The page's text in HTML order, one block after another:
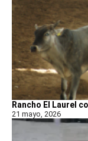
Rancho El Laurel
21 mayo, 2026